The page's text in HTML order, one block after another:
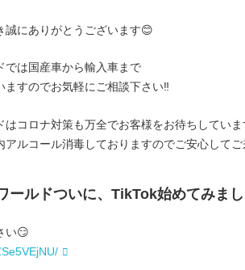
誠にありがとうございます😊
では国産車から輸入車まで
ますのでお気軽にご相談下さい‼️
コロナ対策も万全でお客様をお待ちしていま
アルコール消毒しておりますのでご安心して
ールドついに、TikTok始めてみま
い😏